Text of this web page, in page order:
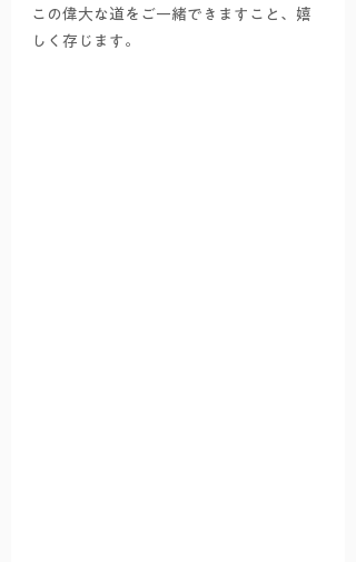
この偉大な道をご一緒できますこと、嬉
しく存じます。